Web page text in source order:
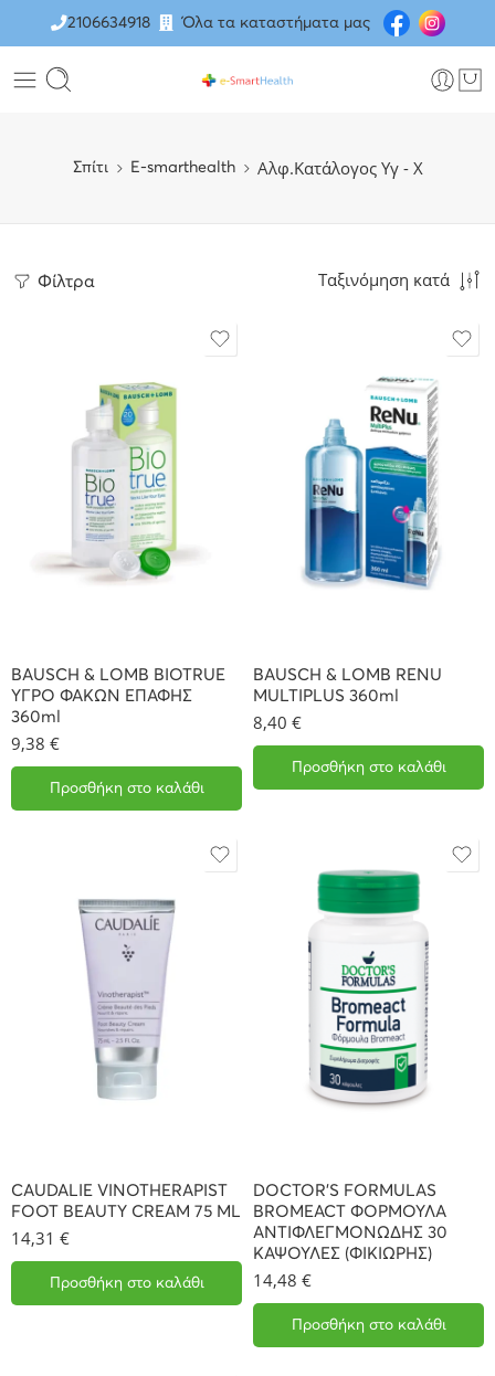
2106634918 Όλα τα καταστήματα μας
Σπίτι E-smarthealth Αλφ.Κατάλογος Υγ - Χ
Φίλτρα Ταξινόμηση κατά
BAUSCH & LOMB BIOTRUE
ΥΓΡΟ ΦΑΚΩΝ ΕΠΑΦΗΣ
360ml
9,38 €
Προσθήκη στο καλάθι
BAUSCH & LOMB RENU
MULTIPLUS 360ml
8,40 €
Προσθήκη στο καλάθι
CAUDALIE VINOTHERAPIST
FOOT BEAUTY CREAM 75 ML
14,31 €
Προσθήκη στο καλάθι
DOCTOR’S FORMULAS
BROMEACT ΦΟΡΜΟΥΛΑ
ΑΝΤΙΦΛΕΓΜΟΝΩΔΗΣ 30
ΚΑΨΟΥΛΕΣ (ΦΙΚΙΩΡΗΣ)
14,48 €
Προσθήκη στο καλάθι